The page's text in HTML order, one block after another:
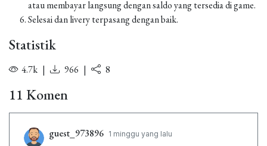
atau membayar langsung dengan saldo yang tersedia di game.
Selesai dan livery terpasang dengan baik.
Statistik
4.7k | 966 | 8
11 Komen
guest_973896 1 minggu yang lalu